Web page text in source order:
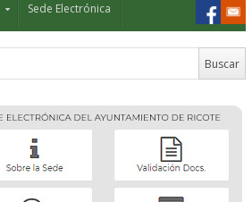
Sede Electrónica